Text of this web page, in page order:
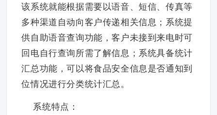
该系统就能根据需要以语音、短信、传真等
多种渠道自动向客户传递相关信息；系统提
供自助语音查询功能，客户未接到来电时可
回电自行查询所需了解信息；系统具备统计
汇总功能，可以将食品安全信息是否通知到
位情况进行分类统计汇总。
系统特点：